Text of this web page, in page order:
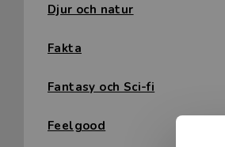
Djur och natur
Fakta
Fantasy och Sci-fi
Feelgood